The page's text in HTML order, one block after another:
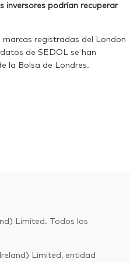
inversores podrían recuperar
registradas del London
de SEDOL se han
la Bolsa de Londres.
Limited. Todos los
Limited, entidad